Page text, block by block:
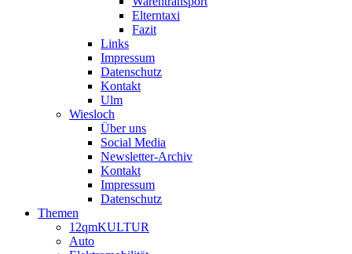
Elterntaxi
Fazit
Links
Impressum
Datenschutz
Kontakt
Ulm
Wiesloch
Über uns
Social Media
Newsletter-Archiv
Kontakt
Impressum
Datenschutz
Themen
12qmKULTUR
Auto